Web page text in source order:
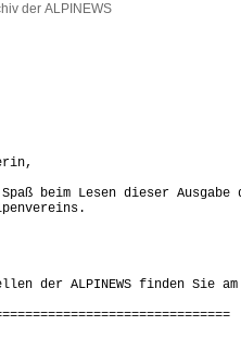
der ALPINEWS
beim Lesen dieser Ausgabe
der ALPINEWS finden Sie